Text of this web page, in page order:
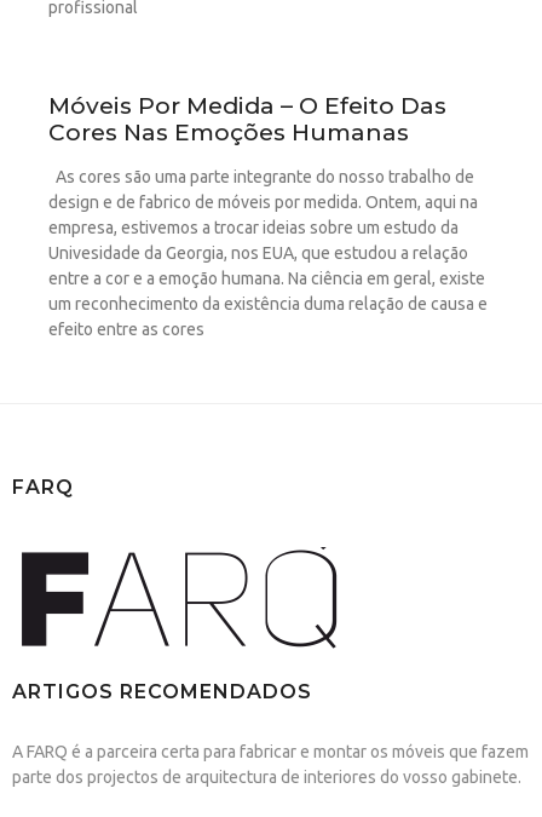
profissional
Móveis Por Medida – O Efeito Das
Cores Nas Emoções Humanas
As cores são uma parte integrante do nosso trabalho de
design e de fabrico de móveis por medida. Ontem, aqui na
empresa, estivemos a trocar ideias sobre um estudo da
Univesidade da Georgia, nos EUA, que estudou a relação
entre a cor e a emoção humana. Na ciência em geral, existe
um reconhecimento da existência duma relação de causa e
efeito entre as cores
FARQ
ARTIGOS RECOMENDADOS
A FARQ é a parceira certa para fabricar e montar os móveis que fazem
parte dos projectos de arquitectura de interiores do vosso gabinete.